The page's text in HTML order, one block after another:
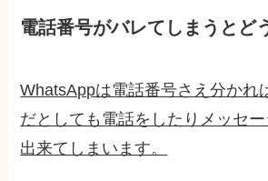
電話番号がバレてしまうとど
WhatsAppは電話番号さえ分かれ
だとしても電話をしたりメッセ
出来てしまいます。